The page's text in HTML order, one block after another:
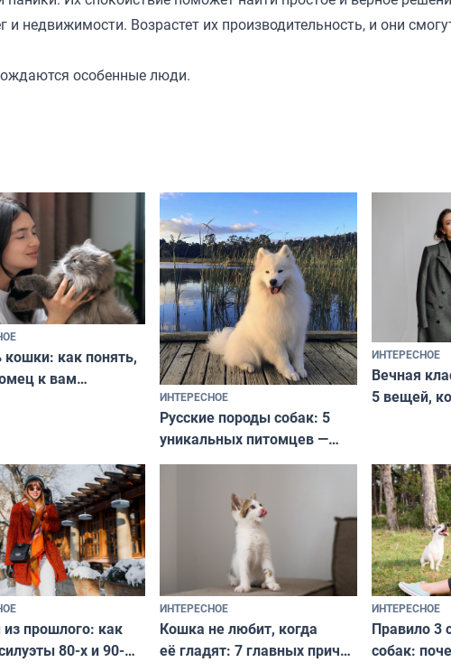
и недвижимости. Возрастет их производительность, и они
особенные люди.
как понять,
к вам
ИНТЕРЕСНОЕ
Русские породы собак: 5
уникальных питомцев —
национальные сокровища
и характером
ИНТЕРЕСНОЕ
Вечная
5 вещей,
и
прошлого: как
80-х и 90-
ИНТЕРЕСНОЕ
Кошка не любит, когда
её гладят: 7 главных причин
ИНТЕРЕСНОЕ
Правило 3
собак: